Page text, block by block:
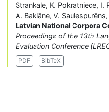
Strankale, K. Pokratniece, I.
A. Baklāne, V.
Latvian National Corpora
Proceedings of the 13th
Evaluation Conference
PDF BibTeX